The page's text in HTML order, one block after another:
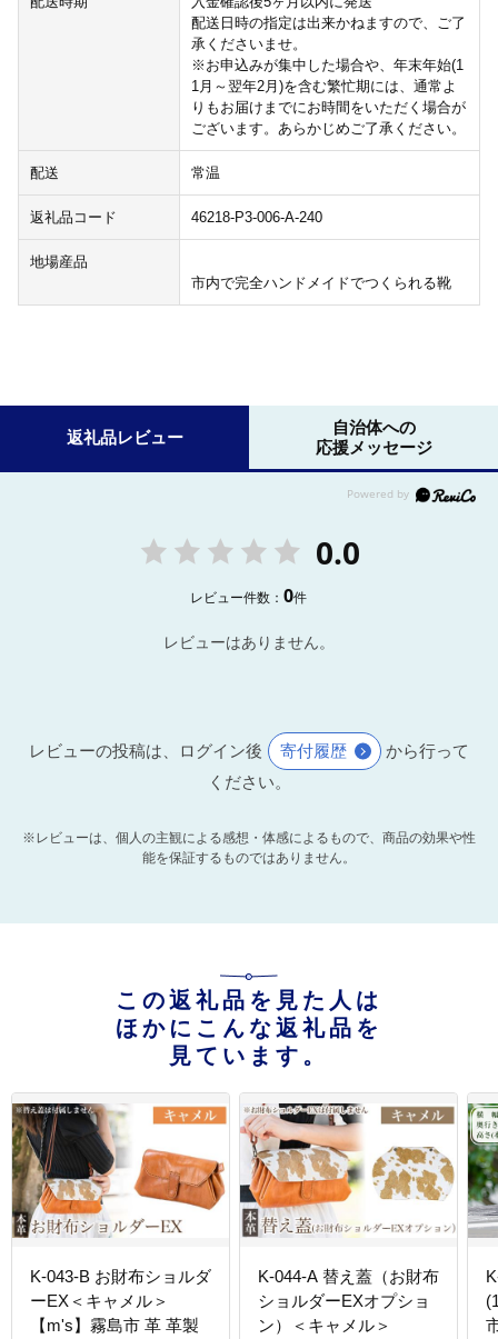
配送日時の指定は出来かねますので、ご了
承くださいませ。
※お申込みが集中した場合や、年末年始(1
1月～翌年2月)を含む繁忙期には、通常よ
りもお届けまでにお時間をいただく場合が
ございます。あらかじめご了承ください。
配送 常温
返礼品コード 46218-P3-006-A-240
地場産品
市内で完全ハンドメイドでつくられる靴
返礼品レビュー
自治体への
応援メッセージ
0.0
レビュー件数：0件
レビューはありません。
レビューの投稿は、ログイン後 寄付履歴
から行って
ください。
※レビューは、個人の主観による感想・体感によるもので、商品の効果や性
能を保証するものではありません。
この返礼品を見た人は
ほかにこんな返礼品を
見ています。
K-043-B お財布ショルダ
ーEX＜キャメル＞
【m's】霧島市 革 革製
K-044-A 替え蓋（お財布
ショルダーEXオプショ
ン）＜キャメル＞